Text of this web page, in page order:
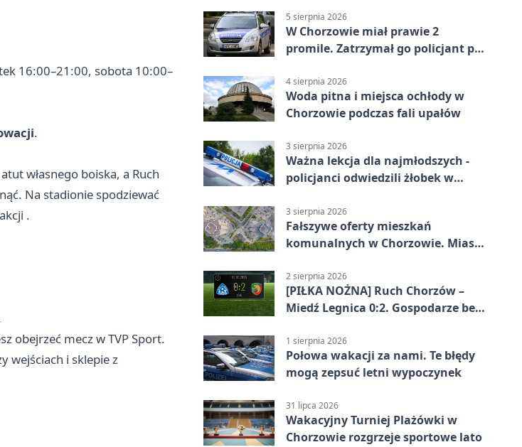
16:00–21:00, sobota 10:00–
.
własnego boiska, a Ruch
Na stadionie spodziewać
.
obejrzeć mecz w TVP Sport.
wejściach i sklepie z
5 sierpnia 2026
W Chorzowie miał prawie 2
promile. Zatrzymał go policjant po
4 sierpnia 2026
Woda pitna i miejsca ochłody w
Chorzowie podczas fali upałów
3 sierpnia 2026
Ważna lekcja dla najmłodszych -
policjanci odwiedzili żłobek w
3 sierpnia 2026
Fałszywe oferty mieszkań
komunalnych w Chorzowie. Miasto
2 sierpnia 2026
[PIŁKA NOŻNA] Ruch Chorzów –
Miedź Legnica 0:2. Gospodarze bez
1 sierpnia 2026
Połowa wakacji za nami. Te błędy
mogą zepsuć letni wypoczynek
31 lipca 2026
Wakacyjny Turniej Plażówki w
Chorzowie rozgrzeje sportowe lato